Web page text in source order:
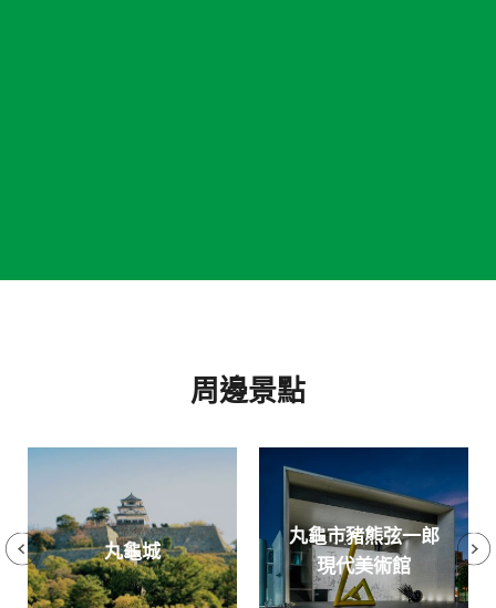
周邊景點
丸龜城
丸龜市豬熊弦一郎
現代美術館